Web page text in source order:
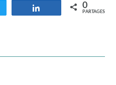
Partagez 0
PARTAGES